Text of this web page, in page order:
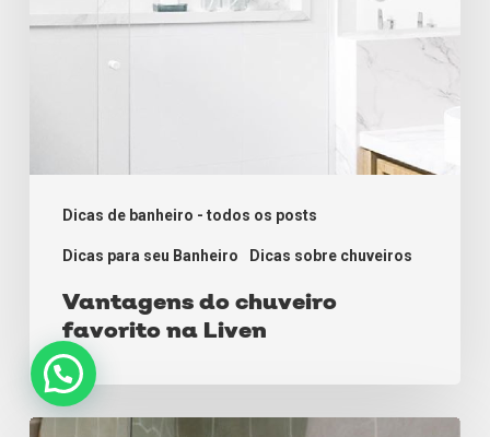
Dicas de banheiro - todos os posts
Dicas para seu Banheiro Dicas sobre chuveiros
Vantagens do chuveiro
favorito na Liven